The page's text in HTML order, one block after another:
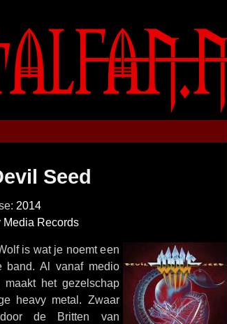
Seed
2014
Media Records
is wat je noemt een
band. Al vanaf medio
maakt het gezelschap
heavy metal. Zwaar
door de Britten van